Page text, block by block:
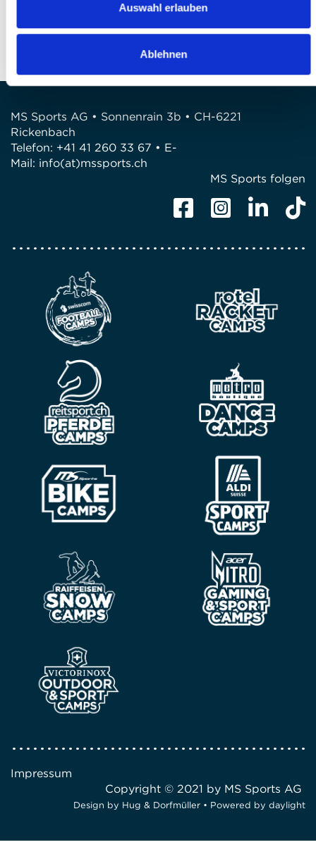
Auswahl erlauben
Ablehnen
E-Mail: info@mssports.ch
MS Sports AG • Sonnenrain 3b • CH-6221
Rickenbach
Telefon: +41 41 260 33 67 • E-
Mail: info(at)mssports.ch
MS Sports folgen
Impressum
Copyright © 2021 by MS Sports AG
Design by Hug & Dorfmüller • Powered by daylight